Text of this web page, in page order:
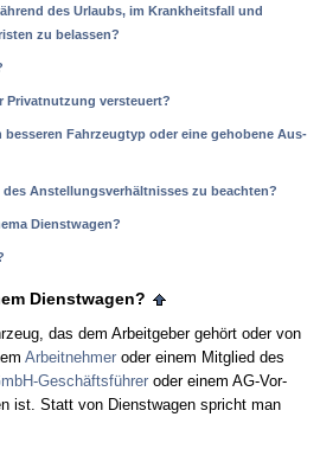
des Ur­laubs, im Krank­heits­fall und
zu be­las­sen?
Pri­vat­nut­zung ver­steu­ert?
Fahr­zeug­typ oder ei­ne ge­ho­be­ne Aus­
An­stel­lungs­verhält­nis­ses zu be­ach­ten?
Dienst­wa­gen?
Dienst­wa­gen?
das dem Ar­beit­ge­ber gehört oder von
Ar­beit­neh­meroder ei­nem Mit­glied des
Geschäftsführeroder ei­nem AG-Vor­
ist. Statt von Dienst­wa­gen spricht man